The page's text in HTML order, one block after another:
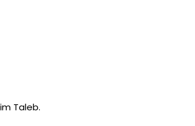
Taleb.